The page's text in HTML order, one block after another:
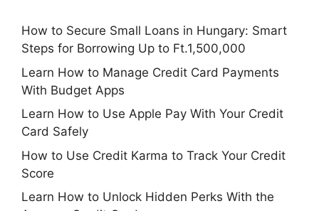
How to Secure Small Loans in Hungary: Smart
Steps for Borrowing Up to Ft.1,500,000
Learn How to Manage Credit Card Payments
With Budget Apps
Learn How to Use Apple Pay With Your Credit
Card Safely
How to Use Credit Karma to Track Your Credit
Score
Learn How to Unlock Hidden Perks With the